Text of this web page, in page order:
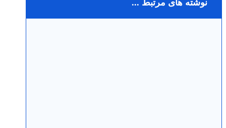
نوشته های مرتبط ...